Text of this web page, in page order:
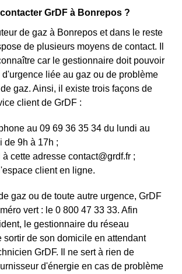
GrDF à Bonrepos ?
de gaz à Bonrepos et dans le reste
de plusieurs moyens de contact. Il
car le gestionnaire doit pouvoir
liée au gaz ou de problème
gaz. Ainsi, il existe trois façons de
client de GrDF :
au 09 69 36 35 34 du lundi au
de 9h à 17h ;
à cette adresse contact@grdf.fr ;
client en ligne.
gaz ou de toute autre urgence, GrDF
vert : le 0 800 47 33 33. Afin
le gestionnaire du réseau
sortir de son domicile en attendant
GrDF. Il ne sert à rien de
d'énergie en cas de problème